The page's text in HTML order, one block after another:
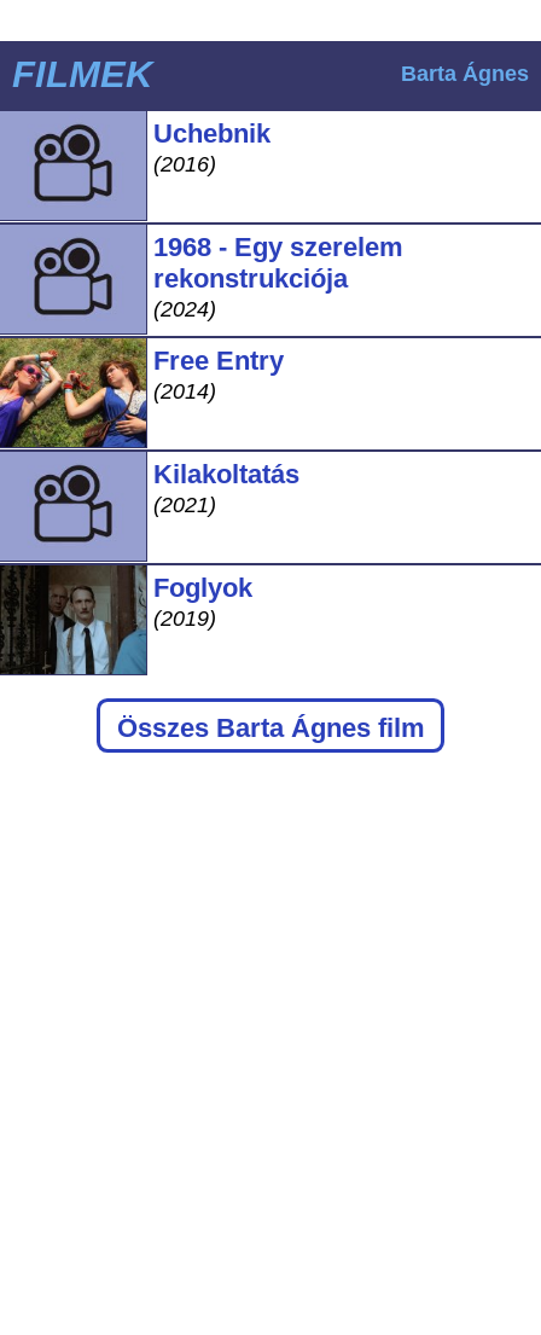
FILMEK Barta Ágnes
Uchebnik
(2016)
1968 - Egy szerelem
rekonstrukciója
(2024)
Free Entry
(2014)
Kilakoltatás
(2021)
Foglyok
(2019)
Összes Barta Ágnes film